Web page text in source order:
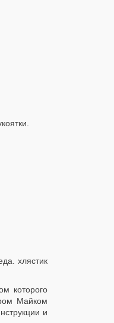
хлястик
которого
Майком
и